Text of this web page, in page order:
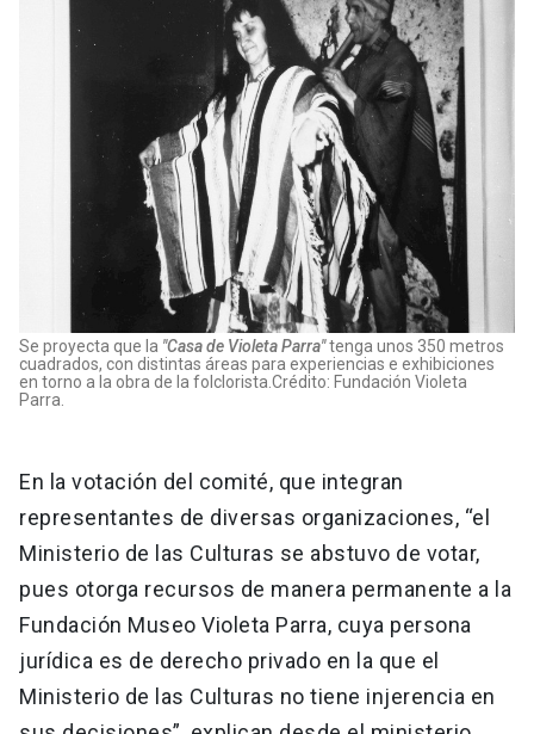
Se proyecta que la "Casa de Violeta Parra"tenga unos 350 metros
cuadrados, con distintas áreas para experiencias e exhibiciones
en torno a la obra de la folclorista.Crédito: Fundación Violeta
Parra.
En la votación del comité, que integran
representantes de diversas organizaciones, “el
Ministerio de las Culturas se abstuvo de votar,
pues otorga recursos de manera permanente a la
Fundación Museo Violeta Parra, cuya persona
jurídica es de derecho privado en la que el
Ministerio de las Culturas no tiene injerencia en